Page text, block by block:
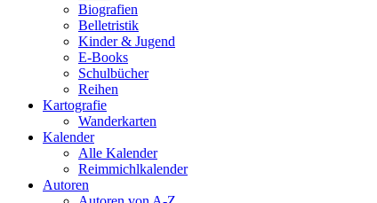
Biografien
Belletristik
Kinder & Jugend
E-Books
Schulbücher
Reihen
Kartografie
Wanderkarten
Kalender
Alle Kalender
Reimmichlkalender
Autoren